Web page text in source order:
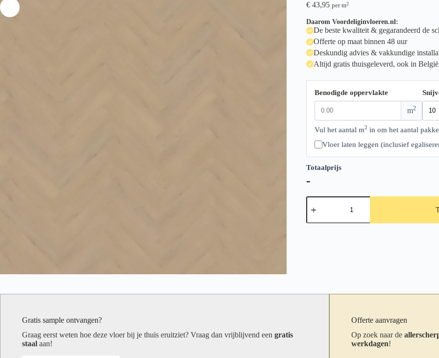
€43,95 per m2
Daarom Voordeliginvloeren.nl:
De beste kwaliteit & gegarandeerd de
Offerte op maat binnen 48 uur
Deskundig advies & vakkundige
Altijd gratis thuisgeleverd, ook in België
Benodigde oppervlakte
m2
Vul het aantal m2 in om het aantal
Vloer laten leggen (inclusief
Totaalprijs
-
Belakos
Cervo
XL
Gratis sample ontvangen?
Graag eerst weten hoe deze vloer bij je thuis eruitziet? Vraag dan vrijblijvend een gratis
staal aan!
Offerte aanvragen
Op zoek naar de
werkdagen!